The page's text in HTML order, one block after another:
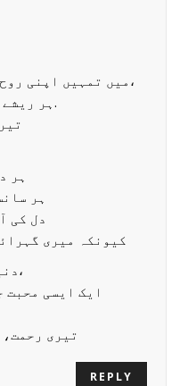
میں تمہیں اپنی روح کی گہرائی میں کھینچتا ہوں،
ہر ریشے میں، آپ مجھے مکمل کرتے ہیں.
ہر
ہر
دل کی
کیونکہ میری
دنیا سے پرے، تجھ میں پاتا ہوں،
ایک ایسی محبت
تیری
REPLY